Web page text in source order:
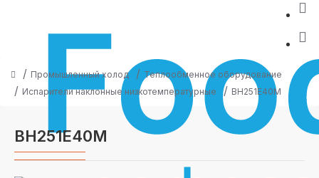
Промышленный холод
Теплообменное оборудование
Испарители наклонные низкотемпературные
ВН251Е40М
ВН251Е40М